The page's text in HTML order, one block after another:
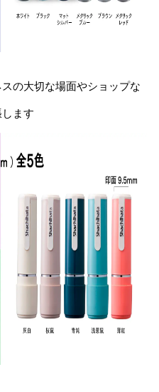
の大切な場面やショップな
ます